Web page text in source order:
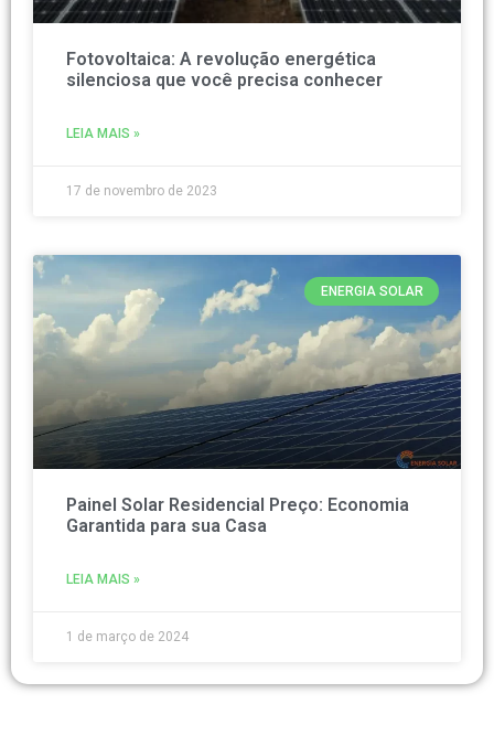
Fotovoltaica: A revolução energética
silenciosa que você precisa conhecer
LEIA MAIS »
17 de novembro de 2023
ENERGIA SOLAR
Painel Solar Residencial Preço: Economia
Garantida para sua Casa
LEIA MAIS »
1 de março de 2024